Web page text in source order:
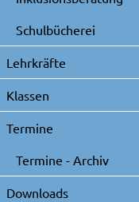
Schulbücherei
Lehrkräfte
Klassen
Termine
Termine - Archiv
Downloads